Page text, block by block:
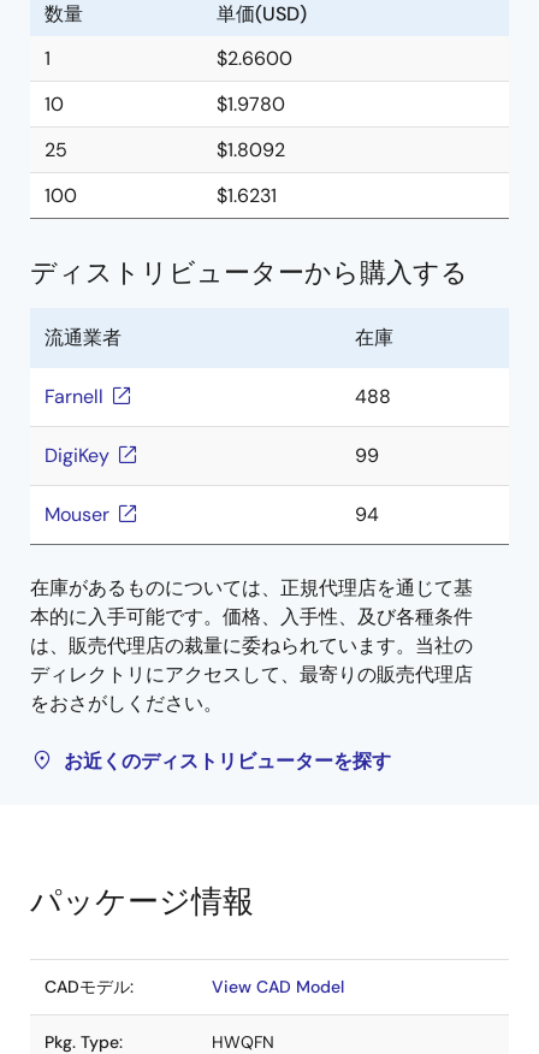
数量
単価(USD)
1
$2.6600
10
$1.9780
25
$1.8092
100
$1.6231
ディストリビューターから購入する
流通業者 在庫
Farnell 488
DigiKey 99
Mouser 94
在庫があるものについては、正規代理店を通じて基
本的に入手可能です。価格、入手性、及び各種条件
は、販売代理店の裁量に委ねられています。当社の
ディレクトリにアクセスして、最寄りの販売代理店
をおさがしください。
お近くのディストリビューターを探す
パッケージ情報
CADモデル: View CAD Model
Pkg. Type: HWQFN